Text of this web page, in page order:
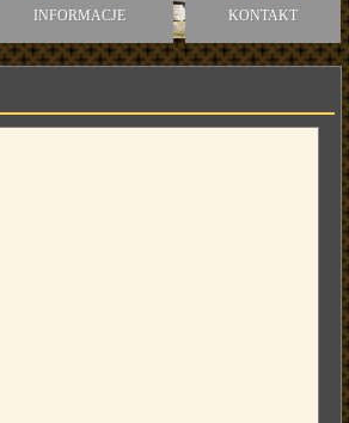
INFORMACJE KONTAKT